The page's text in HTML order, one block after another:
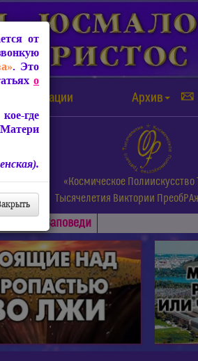
от чипизации Архив
«Космическое Полиискусство
Тысячелетия Виктории
Заповеди
от
. Это
о
где